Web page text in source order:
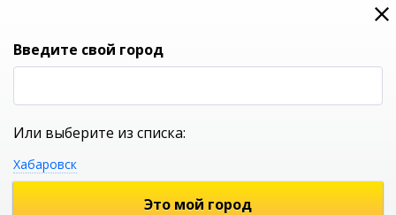
0
УНИВЕРСАЛЬНЫЙ ИНТЕРНЕТ МАГАЗИН
Введите свой город
Или выберите из списка:
Хабаровск
Это мой город